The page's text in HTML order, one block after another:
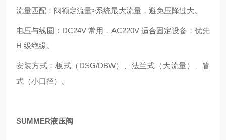
流量匹配：阀额定流量≥系统最大流量，避免压降过大。
电压与线圈：DC24V 常用，AC220V 适合固定设备；优先
H 级绝缘。
安装方式：板式（DSG/DBW）、法兰式（大流量）、管
式（小口径）。
SUMMER液压阀